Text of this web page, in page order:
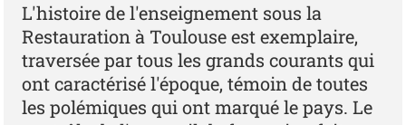
L'histoire de l'enseignement sous la
Restauration à Toulouse est exemplaire,
traversée par tous les grands courants qui
ont caractérisé l'époque, témoin de toutes
les polémiques qui ont marqué le pays. Le